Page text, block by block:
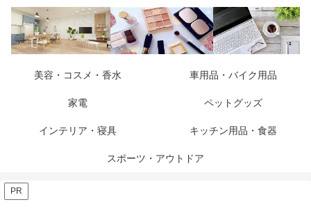
美容・コスメ・香水 車用品・バイク用品
家電 ペットグッズ
インテリア・寝具 キッチン用品・食器
スポーツ・アウトドア
PR